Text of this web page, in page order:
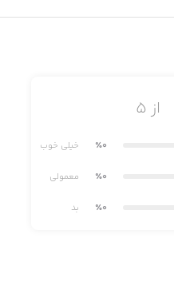
از ۵
٪0 خیلی خوب
٪0 معمولی
٪0 بد